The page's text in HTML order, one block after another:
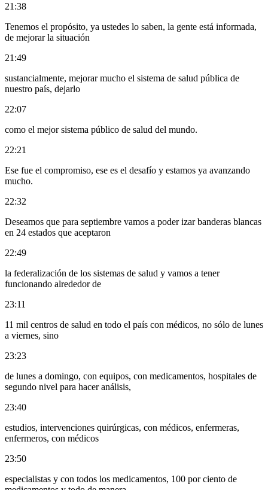
21:38
Tenemos el propósito, ya ustedes lo saben, la gente está informada,
de mejorar la situación
21:49
sustancialmente, mejorar mucho el sistema de salud pública de
nuestro país, dejarlo
22:07
como el mejor sistema público de salud del mundo.
22:21
Ese fue el compromiso, ese es el desafío y estamos ya avanzando
mucho.
22:32
Deseamos que para septiembre vamos a poder izar banderas blancas
en 24 estados que aceptaron
22:49
la federalización de los sistemas de salud y vamos a tener
funcionando alrededor de
23:11
11 mil centros de salud en todo el país con médicos, no sólo de lunes
a viernes, sino
23:23
de lunes a domingo, con equipos, con medicamentos, hospitales de
segundo nivel para hacer análisis,
23:40
estudios, intervenciones quirúrgicas, con médicos, enfermeras,
enfermeros, con médicos
23:50
especialistas y con todos los medicamentos, 100 por ciento de